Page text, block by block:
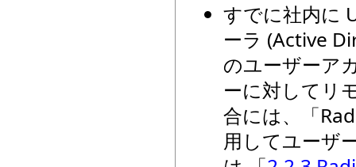
すでに社内に
ーラ (Active
のユーザーア
ーに対してリ
合には、「
用してユーザ